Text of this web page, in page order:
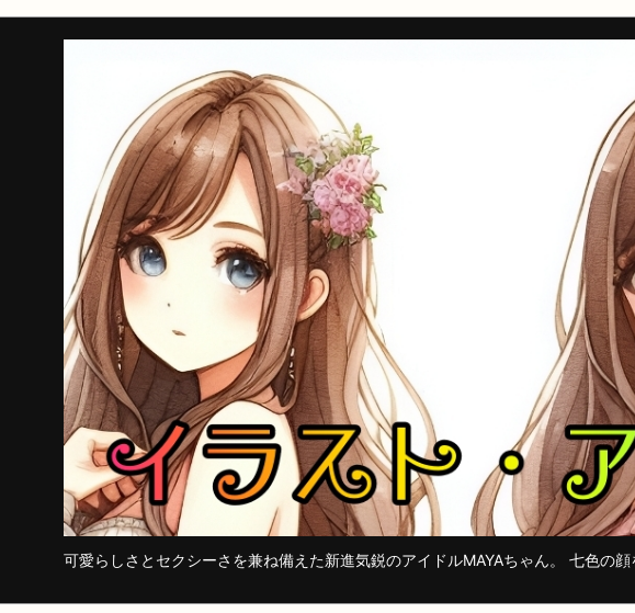
可愛らしさとセクシーさを兼ね備えた新進気鋭のアイドルMAYAちゃん。 七色の